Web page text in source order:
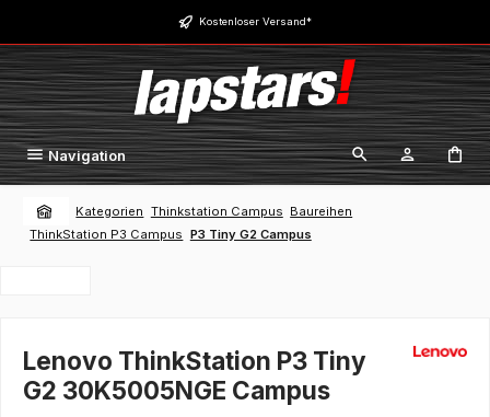
Zum Hauptinhalt springen Kostenloser Versand*
Navigation
Kategorien Thinkstation Campus Baureihen
ThinkStation P3 Campus P3 Tiny G2 Campus
Lenovo ThinkStation P3 Tiny
G2 30K5005NGE Campus